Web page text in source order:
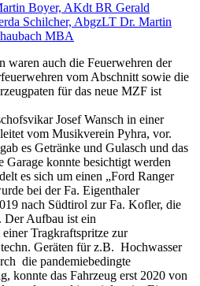
waren auch die Feuerwehren der
vom Abschnitt sowie die
für das neue MZF ist
Josef Wansch in einer
vom Musikverein Pyhra, vor.
es Getränke und Gulasch und das
Garage konnte besichtigt werden
es sich um einen „Ford Ranger
bei der Fa. Eigenthaler
nach Südtirol zur Fa. Kofler, die
Der Aufbau ist ein
einer Tragkraftspritze zur
Geräten für z.B. Hochwasser
die pandemiebedingte
konnte das Fahrzeug erst 2020 von